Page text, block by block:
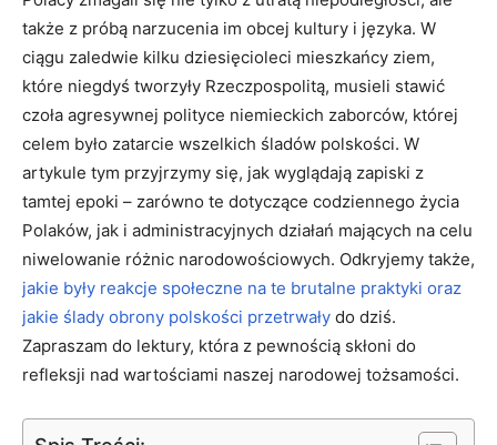
także z próbą narzucenia im obcej kultury i języka. W
ciągu zaledwie kilku⁣ dziesięcioleci mieszkańcy ziem,
które niegdyś tworzyły‍ Rzeczpospolitą,⁤ musieli stawić
czoła ‌agresywnej polityce niemieckich zaborców,⁣ której
celem było zatarcie‌ wszelkich śladów polskości.⁣ W
⁤artykule tym przyjrzymy się, jak wyglądają zapiski z
tamtej epoki – zarówno te dotyczące ⁣codziennego życia
Polaków,⁢ jak i administracyjnych działań mających na celu
niwelowanie różnic narodowościowych. Odkryjemy także,
jakie‌ były reakcje społeczne na te brutalne praktyki oraz
jakie ślady obrony ‍polskości przetrwały ⁤do dziś.
Zapraszam do lektury, ⁤która z pewnością skłoni do
refleksji nad wartościami naszej narodowej tożsamości.